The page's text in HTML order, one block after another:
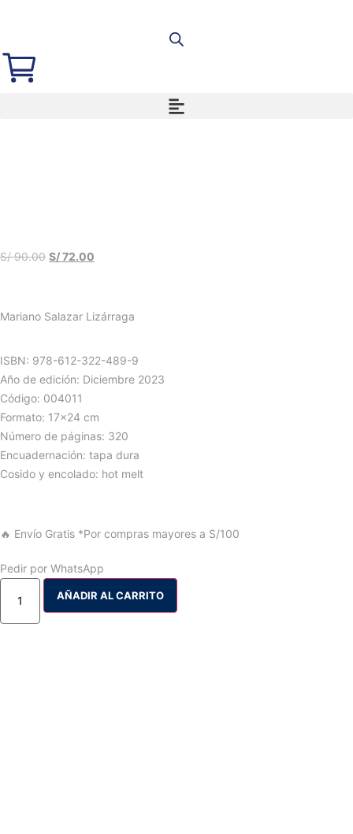
S/90.00 S/72.00
Mariano Salazar Lizárraga
ISBN: 978-612-322-489-9
Año de edición: Diciembre 2023
Código: 004011
Formato: 17×24 cm
Número de páginas: 320
Encuadernación: tapa dura
Cosido y encolado: hot melt
🔥 Envío Gratis *Por compras mayores a S/100
Pedir por WhatsApp
AÑADIR AL CARRITO